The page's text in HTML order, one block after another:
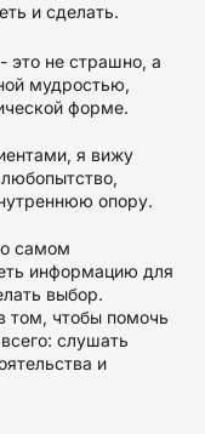
и сделать.
это не страшно, а
мудростью,
форме.
я вижу
опору.
самом
информацию для
выбор.
том, чтобы помочь
слушать
и